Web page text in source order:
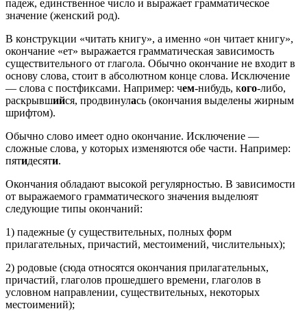
падеж, единственное число и выражает грамматическое
значение (женский род).
В конструкции «читать книгу», а именно «он читает книгу»,
окончание «ет» выражается грамматическая зависимость
существительного от глагола. Обычно окончание не входит в
основу слова, стоит в абсолютном конце слова. Исключение
— слова с постфиксами. Например: чем-нибудь, кого-либо,
раскрывшийся, продвинулась (окончания выделены жирным
шрифтом).
Обычно слово имеет одно окончание. Исключение —
сложные слова, у которых изменяются обе части. Например:
пятидесяти.
Окончания обладают высокой регулярностью. В зависимости
от выражаемого грамматического значения выделюят
следующие типы окончаний:
1) падежные (у существительных, полных форм
прилагательных, причастий, местоимений, числительных);
2) родовые (сюда относятся окончания прилагательных,
причастий, глаголов прошедшего времени, глаголов в
условном направлении, существительных, некоторых
местоимений);